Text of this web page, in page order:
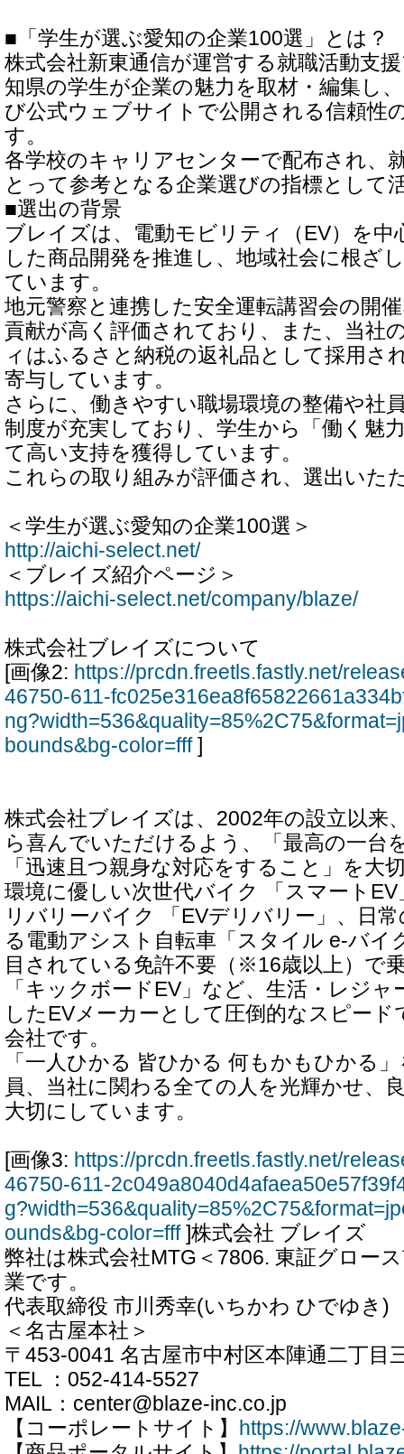
■「学生が選ぶ愛知の企業100選」とは？
株式会社新東通信が運営する就職活動支
知県の学生が企業の魅力を取材・編集し
び公式ウェブサイトで公開される信頼性
す。
各学校のキャリアセンターで配布され、
とって参考となる企業選びの指標として
■選出の背景
ブレイズは、電動モビリティ（EV）を中
した商品開発を推進し、地域社会に根ざ
ています。
地元警察と連携した安全運転講習会の開
貢献が高く評価されており、また、当社
ィはふるさと納税の返礼品として採用さ
寄与しています。
さらに、働きやすい職場環境の整備や社
制度が充実しており、学生から「働く魅
て高い支持を獲得しています。
これらの取り組みが評価され、選出いた
＜学生が選ぶ愛知の企業100選＞
http://aichi-select.net/
＜ブレイズ紹介ページ＞
https://aichi-select.net/company/blaze/
株式会社ブレイズについて
[画像2: https://prcdn.freetls.fastly.net/
46750-611-
bounds&bg-color=fff]
株式会社ブレイズは、2002年の設立以来
ら喜んでいただけるよう、「最高の一台
「迅速且つ親身な対応をすること」を大
環境に優しい次世代バイク 「スマート
リバリーバイク 「EVデリバリー」、日
る電動アシスト自転車「スタイル e-バイ
目されている免許不要（※16歳以上）で
「キックボードEV」など、生活・レジ
したEVメーカーとして圧倒的なスピー
会社です。
「一人ひかる 皆ひかる 何もかもひかる
員、当社に関わる全ての人を光輝かせ、
大切にしています。
[画像3: https://prcdn.freetls.fastly.net/
46750-611-
ounds&bg-color=fff]株式会社 ブレイズ
弊社は株式会社MTG＜7806. 東証グロー
業です。
代表取締役 市川秀幸(いちかわ ひでゆき)
＜名古屋本社＞
〒453-0041 名古屋市中村区本陣通二丁目
TEL ：052-414-5527
MAIL：center@blaze-inc.co.jp
【コーポレートサイト】
https://